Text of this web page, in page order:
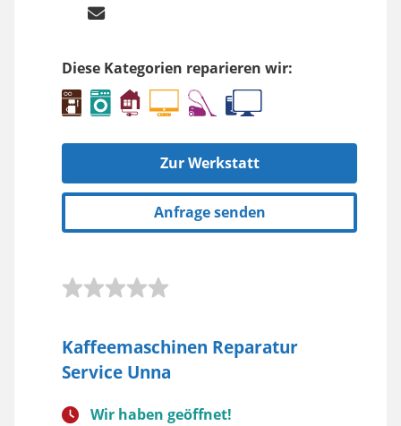
Diese Kategorien reparieren wir:
Zur Werkstatt
Anfrage senden
Kaffeemaschinen Reparatur
Service Unna
Wir haben geöffnet!